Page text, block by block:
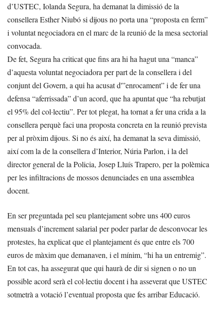
d’USTEC, Iolanda Segura, ha demanat la dimissió de la
consellera Esther Niubó si dijous no porta una “proposta en ferm”
i voluntat negociadora en el marc de la reunió de la mesa sectorial
convocada.
De fet, Segura ha criticat que fins ara hi ha hagut una “manca”
d’aquesta voluntat negociadora per part de la consellera i del
conjunt del Govern, a qui ha acusat d'”enrocament” i de fer una
defensa “aferrissada” d’un acord, que ha apuntat que “ha rebutjat
el 95% del col·lectiu”. Per tot plegat, ha tornat a fer una crida a la
consellera perquè faci una proposta concreta en la reunió prevista
per al pròxim dijous. Si no és així, ha demanat la seva dimissió,
així com la de la consellera d’Interior, Núria Parlon, i la del
director general de la Policia, Josep Lluís Trapero, per la polèmica
per les infiltracions de mossos denunciades en una assemblea
docent.
En ser preguntada pel seu plantejament sobre uns 400 euros
mensuals d’increment salarial per poder parlar de desconvocar les
protestes, ha explicat que el plantejament és que entre els 700
euros de màxim que demanaven, i el mínim, “hi ha un entremig”.
En tot cas, ha assegurat que qui haurà de dir si signen o no un
possible acord serà el col·lectiu docent i ha asseverat que USTEC
sotmetrà a votació l’eventual proposta que fes arribar Educació.